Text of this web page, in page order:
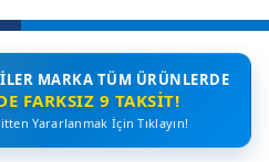
MARKA TÜM ÜRÜNLERDE
FARKSIZ 9 TAKSIT!
Yararlanmak İçin Tıklayın!